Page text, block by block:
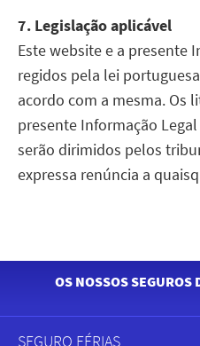
7. Legislação aplicável
Este website e a presente
regidos pela lei
acordo com a mesma. Os
presente Informação
serão dirimidos pelos
expressa renúncia a
OS NOSSOS SEGUROS
SEGURO FÉRIAS